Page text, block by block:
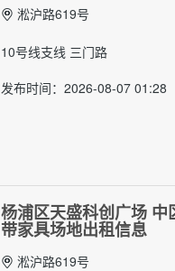
淞沪路619号
10号线支线 三门路
发布时间：2026-08-07
杨浦区天盛科创广场 中
带家具场地出租信息
淞沪路619号